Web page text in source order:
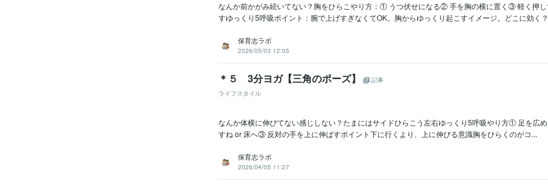
なんか前かがみ続いてない？胸をひらこやり方：① うつ伏せになる② 手を胸の横に置く③ 軽く押
すゆっくり5呼吸ポイント：腕で上げすぎなくてOK。胸からゆっくり起こすイメージ。どこに効く
保育志ラボ
2026/05/03 12:05
＊５ 3分ヨガ【三角のポーズ】
記事
ライフスタイル
なんか体横に伸びてない感じしない？たまにはサイドひらこう左右ゆっくり5呼吸やり方① 足を広
すね or 床へ③ 反対の手を上に伸ばすポイント下に行くより、上に伸びる意識胸をひらくのがコ...
保育志ラボ
2026/04/05 11:27